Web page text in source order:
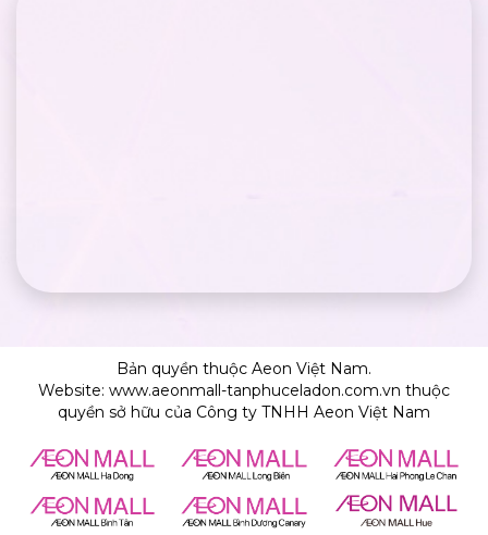
Bản quyền thuộc Aeon Việt Nam.
Website: www.aeonmall-tanphuceladon.com.vn thuộc
quyền sở hữu của Công ty TNHH Aeon Việt Nam